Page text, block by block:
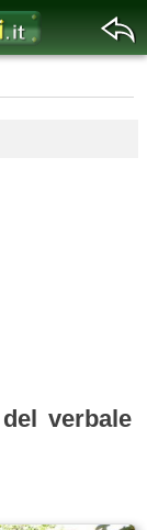
verbale